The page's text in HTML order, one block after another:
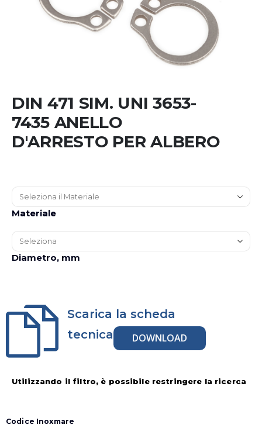
of
images
gallery
DIN 471 SIM. UNI 3653-
7435 ANELLO
D'ARRESTO PER ALBERO
Materiale
Diametro, mm
Scarica la scheda
tecnica
DOWNLOAD
Utilizzando il filtro, è possibile restringere la ricerca
Codice Inoxmare